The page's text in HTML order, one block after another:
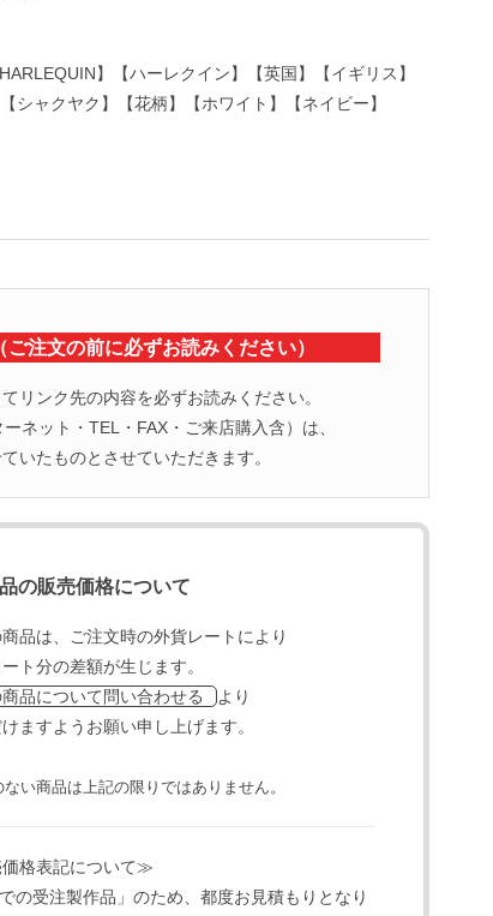
】【ハーレクイン】【英国】【イギリス】
シャクヤク】【花柄】【ホワイト】【ネイビー】
注文の前に必ずお読みください）
リンク先の内容を必ずお読みください。
ネット・TEL・FAX・ご来店購入含）は、
いたものとさせていただきます。
の販売価格について
品は、ご注文時の外貨レートにより
ト分の差額が生じます。
品について問い合わせる
より
ますようお願い申し上げます。
ない商品は上記の限りではありません。
格表記について≫
の受注製作品」のため、都度お見積もりとなり